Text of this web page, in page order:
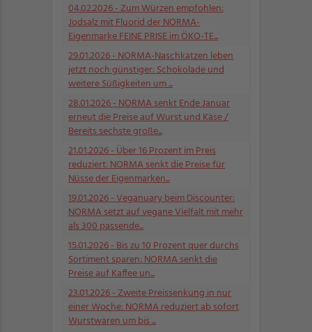
04.02.2026- Zum Würzen empfohlen:
Jodsalz mit Fluorid der NORMA-
Eigenmarke FEINE PRISE im ÖKO-TE...
29.01.2026- NORMA-Naschkatzen leben
jetzt noch günstiger: Schokolade und
weitere Süßigkeiten um ...
28.01.2026- NORMA senkt Ende Januar
erneut die Preise auf Wurst und Käse /
Bereits sechste große...
21.01.2026- Über 16 Prozent im Preis
reduziert: NORMA senkt die Preise für
Nüsse der Eigenmarken...
19.01.2026- Veganuary beim Discounter:
NORMA setzt auf vegane Vielfalt mit mehr
als 300 passende...
15.01.2026- Bis zu 10 Prozent quer durchs
Sortiment sparen: NORMA senkt die
Preise auf Kaffee un...
23.01.2026- Zweite Preissenkung in nur
einer Woche: NORMA reduziert ab sofort
Wurstwaren um bis ...